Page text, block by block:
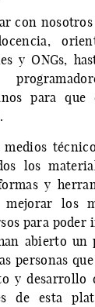
con
y ONGs,
para
los
y
los
para poder
abierto un
personas
y desarrollo
de esta